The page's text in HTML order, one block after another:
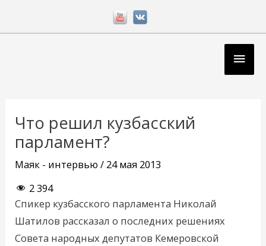
Что решил кузбасский
парламент?
Маяк - интервью / 24 мая 2013
2 394
Спикер кузбасского парламента Николай
Шатилов рассказал о последних решениях
Совета народных депутатов Кемеровской
записям